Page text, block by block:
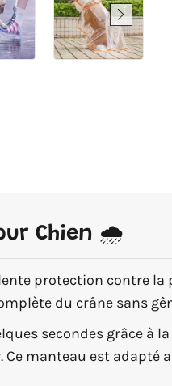
Chien 🌧️
protection contre
du crâne sans
secondes grâce à
manteau est adapté